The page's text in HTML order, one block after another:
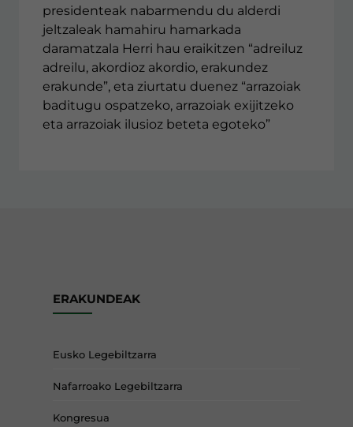
presidenteak nabarmendu du alderdi
jeltzaleak hamahiru hamarkada
daramatzala Herri hau eraikitzen “adreiluz
adreilu, akordioz akordio, erakundez
erakunde”, eta ziurtatu duenez “arrazoiak
baditugu ospatzeko, arrazoiak exijitzeko
eta arrazoiak ilusioz beteta egoteko”
ERAKUNDEAK
Eusko Legebiltzarra
Nafarroako Legebiltzarra
Kongresua